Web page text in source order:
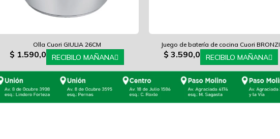
Olla Cuori GIULIA 26CM
$ 1.590,0 RECIBILO MAÑANA
Juego de batería de cocina Cuori BRONZI
$ 3.590,0 RECIBILO MAÑANA